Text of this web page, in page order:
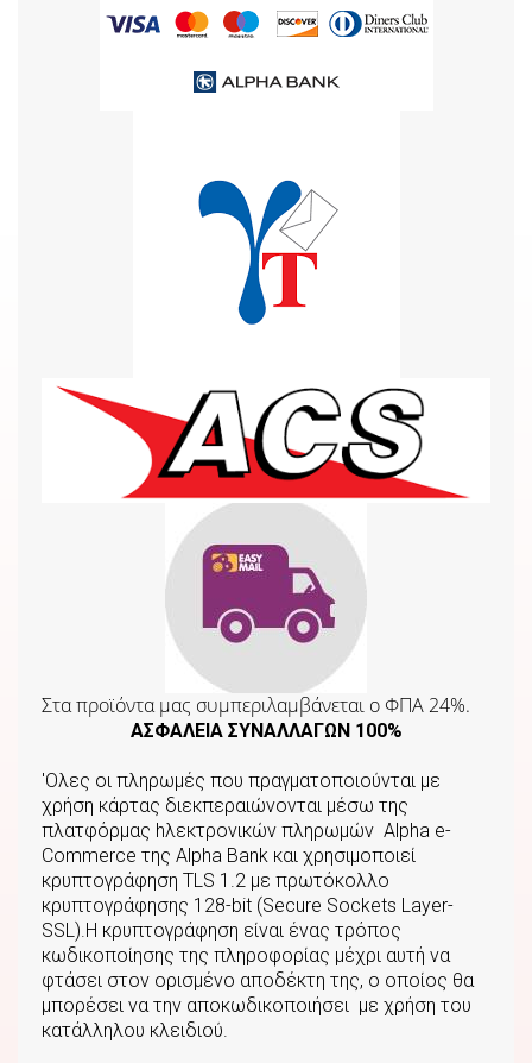
Στα προϊόντα μας συμπεριλαμβάνεται o ΦΠΑ 24%.
ΑΣΦΑΛΕΙΑ ΣΥΝΑΛΛΑΓΩΝ 100%
'Ολες οι πληρωμές που πραγματοποιούνται με
χρήση κάρτας διεκπεραιώνονται μέσω της
πλατφόρμας hλεκτρονικών πληρωμών Αlpha e-
Commerce της Αlpha Bank και χρησιμοποιεί
κρυπτογράφηση TLS 1.2 με πρωτόκολλο
κρυπτογράφησης 128-bit (Secure Sockets Layer-
SSL).Η κρυπτογράφηση είναι ένας τρόπος
κωδικοποίησης της πληροφορίας μέχρι αυτή να
φτάσει στον ορισμένο αποδέκτη της, ο οποίος θα
μπορέσει να την αποκωδικοποιήσει με χρήση του
κατάλληλου κλειδιού.